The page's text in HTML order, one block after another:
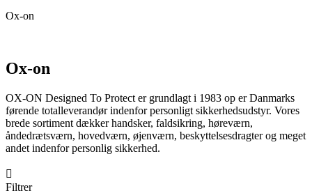
Ox-on
Ox-on
OX-ON Designed To Protect er grundlagt i 1983 op er Danmarks
førende totalleverandør indenfor personligt sikkerhedsudstyr. Vores
brede sortiment dækker handsker, faldsikring, høreværn,
åndedrætsværn, hovedværn, øjenværn, beskyttelsesdragter og meget
andet indenfor personlig sikkerhed.

Filtrer